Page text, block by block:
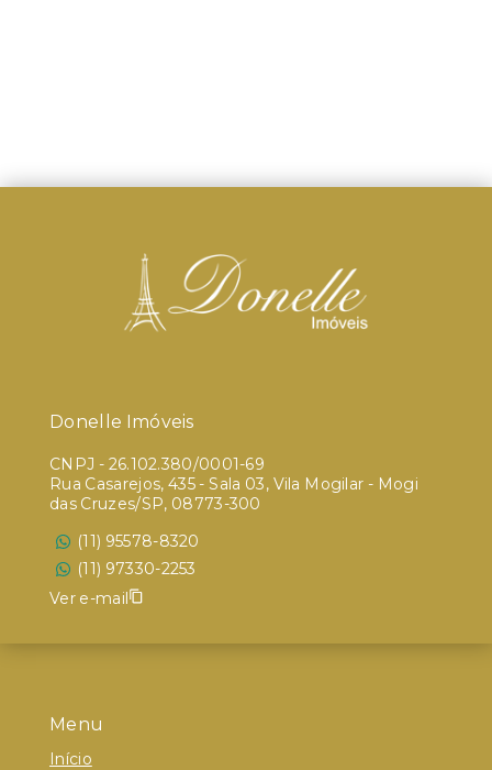
Menu
Início
Donelle Imóveis
CNPJ - 26.102.380/0001-69
Rua Casarejos, 435 - Sala 03, Vila Mogilar - Mogi
das Cruzes/SP, 08773-300
(11) 95578-8320
(11) 97330-2253
Ver e-mail